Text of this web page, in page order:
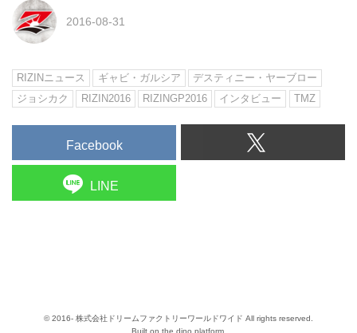
2016-08-31
RIZINニュース ギャビ・ガルシア
デスティニー・ヤーブロー
ジョシカク
RIZIN2016 RIZINGP2016 インタビュー TMZ
Facebook
LINE
© 2016- 株式会社ドリームファクトリーワールドワイド All rights reserved.
Built on the dino platform.